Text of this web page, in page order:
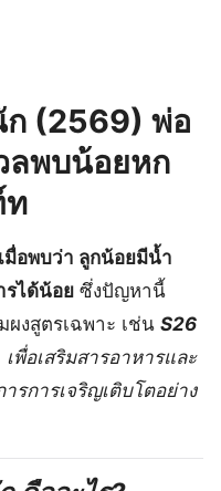
(2569) พ่อ
ลพบน้อยหก
อพบว่า ลูกน้อยมีน้ำ
ได้น้อย ซึ่งปัญหานี้
ผงสูตรเฉพาะ เช่น S26
เพื่อเสริมสารอาหารและ
รการเจริญเติบโตอย่าง